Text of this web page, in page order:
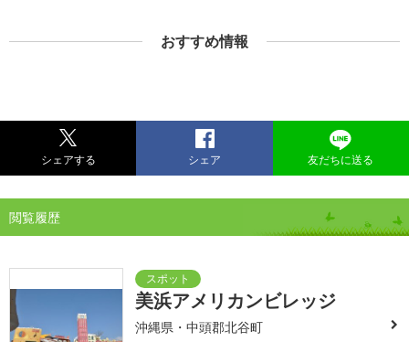
おすすめ情報
シェアする シェア 友だちに送る
閲覧履歴
美浜アメリカンビレッジ
沖縄県・中頭郡北谷町